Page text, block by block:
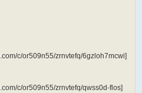
c/or509n55/zrnvtefq/6gzloh7mcwi]
c/or509n55/zrnvtefq/qwss0d-flos]